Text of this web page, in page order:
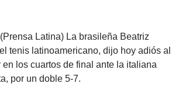
Latina) La brasileña Beatriz
tenis latinoamericano, dijo hoy adiós al
los cuartos de final ante la italiana
por un doble 5-7.